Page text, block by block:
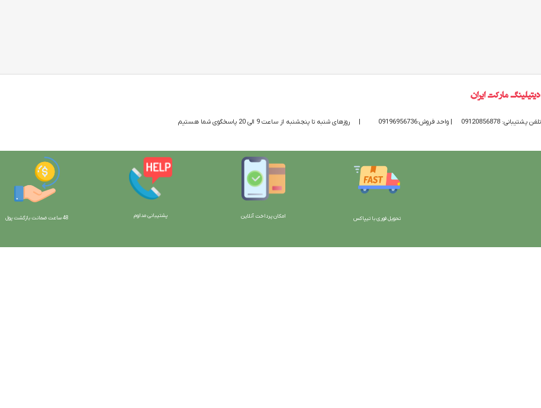
تلفن پشتیبانی: 09120856878 | واحد فروش:09196956736 | روزهای شنبه تا پنجشنبه از ساعت 9 الی 20 پاسخگوی شما هستیم
تحویل فوری با تیپاکس امکان پرداخت آنلاین پشتیبانی مداوم 48 ساعت ضمانت بازگش ت پول